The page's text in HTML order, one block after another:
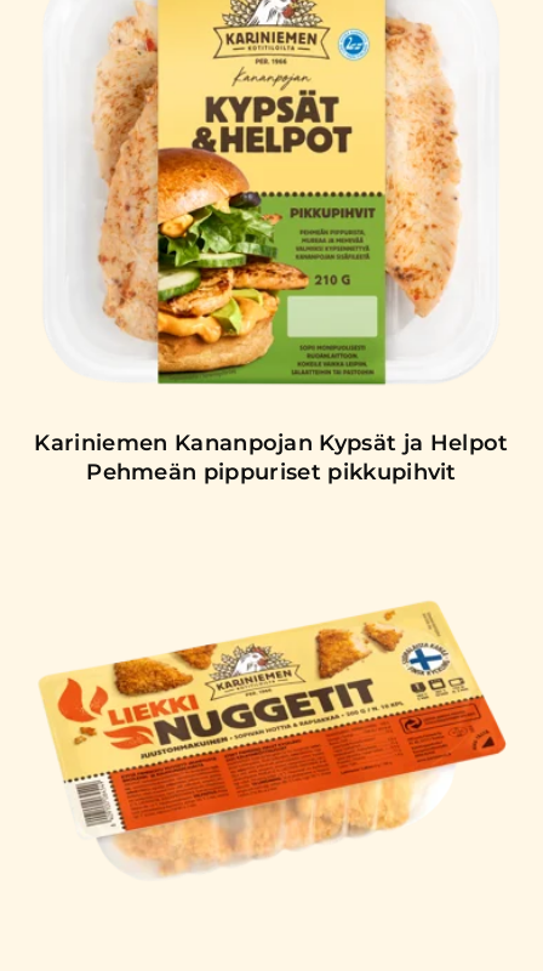
Kariniemen Kananpojan Kypsät ja Helpot
Pehmeän pippuriset pikkupihvit